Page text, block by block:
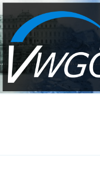
Zum
Inhalt
springen